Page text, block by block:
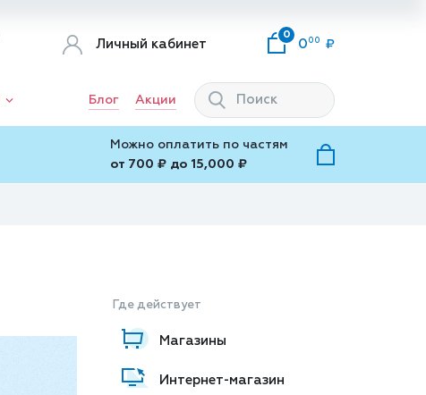
Личный кабинет
0
0 00
Блог Акции
Можно оплатить по частям
от 700 ₽ до 15,000 ₽
Где действует
Магазины
Интернет-магазин